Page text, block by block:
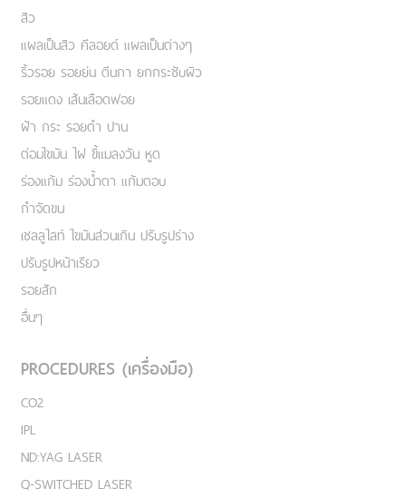
สิว
แผลเป็นสิว คีลอยด์ แผลเป็นต่างๆ
ริ้วรอย รอยย่น ตีนกา ยกกระชับผิว
รอยแดง เส้นเลือดฟอย
ฝ้า กระ รอยดำ ปาน
ต่อมไขมัน ไฝ ขี้แมลงวัน หูด
ร่องแก้ม ร่องน้ำตา แก้มตอบ
กำจัดขน
เชลลูไลท์ ไขมันส่วนเกิน ปรับรูปร่าง
ปรับรูปหน้าเรียว
รอยสัก
อื่นๆ
PROCEDURES (เครื่องมือ)
CO2
IPL
ND:YAG LASER
Q-SWITCHED LASER